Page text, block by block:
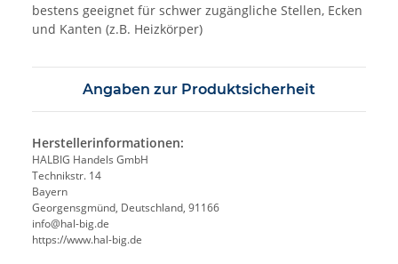
bestens geeignet für schwer zugängliche Stellen, Ecken
und Kanten (z.B. Heizkörper)
Angaben zur Produktsicherheit
Herstellerinformationen:
HALBIG Handels GmbH
Technikstr. 14
Bayern
Georgensgmünd, Deutschland, 91166
info@hal-big.de
https://www.hal-big.de